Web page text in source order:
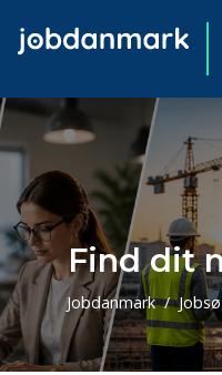
Find dit
Jobdanmark